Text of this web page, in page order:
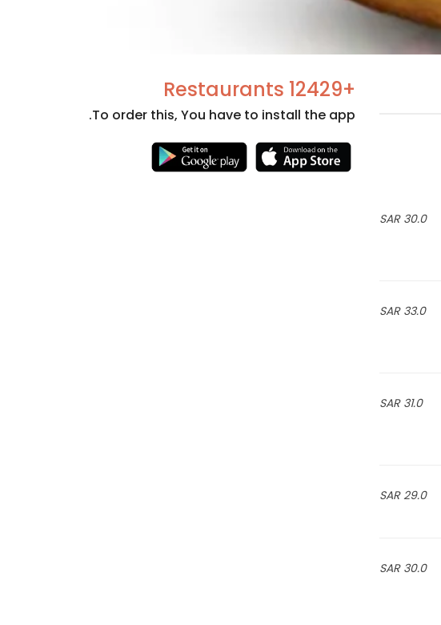
30.0 SAR
33.0 SAR
31.0 SAR
29.0 SAR
30.0 SAR
+12429 Restaurants
To order this, You have to install the app.